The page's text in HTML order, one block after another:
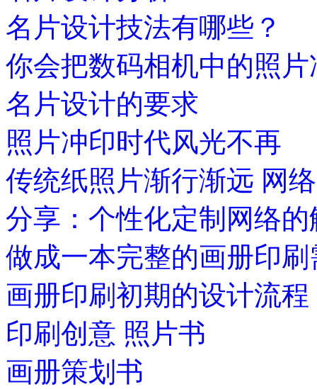
名片设计技法有哪些？
你会把数码相机中的照
名片设计的要求
照片冲印时代风光不再
传统纸照片渐行渐远 网
分享：个性化定制网络的
做成一本完整的画册印
画册印刷初期的设计流程
印刷创意 照片书
画册策划书